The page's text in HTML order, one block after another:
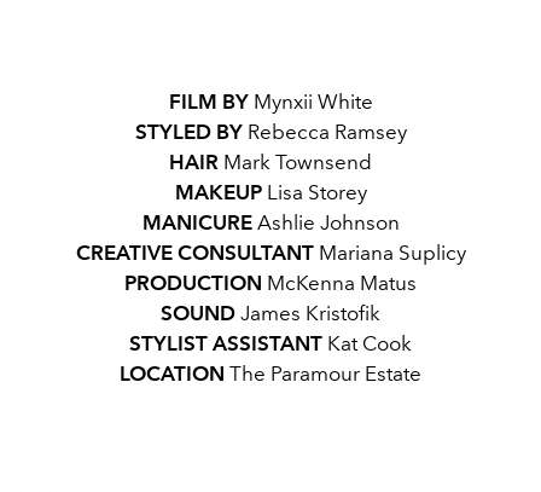
FILM BYMynxii White
STYLED BY Rebecca Ramsey
HAIR Mark Townsend
MAKEUPLisa Storey
MANICUREAshlie Johnson
CREATIVE CONSULTANTMariana Suplicy
PRODUCTION McKenna Matus
SOUND James Kristofik
STYLIST ASSISTANT Kat Cook
LOCATION The Paramour Estate